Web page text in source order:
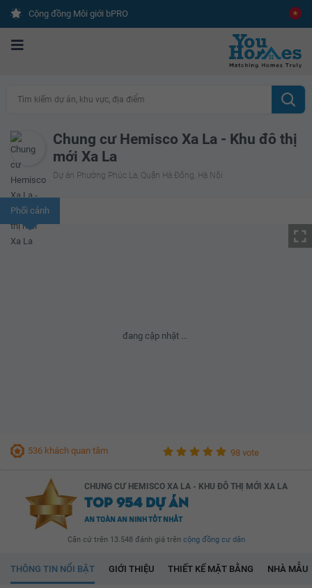
Cộng đồng Môi giới bPRO
Tìm kiếm dự án, khu vực, địa điểm
Chung cư Hemisco Xa La - Khu đô thị
mới Xa La
Dự án Phường Phúc La, Quận Hà Đông, Hà Nội
Phối cảnh
đang cập nhật ...
536 khách quan tâm 98 vote
CHUNG CƯ HEMISCO XA LA - KHU ĐÔ THỊ MỚI XA LA
TOP 954 DỰ ÁN
AN TOÀN AN NINH TỐT NHẤT
Căn cứ trên 13.548 đánh giá trên cộng đồng cư dân
THÔNG TIN NỔI BẬT GIỚI THIỆU THIẾT KẾ MẶT BẰNG NHÀ MẪU